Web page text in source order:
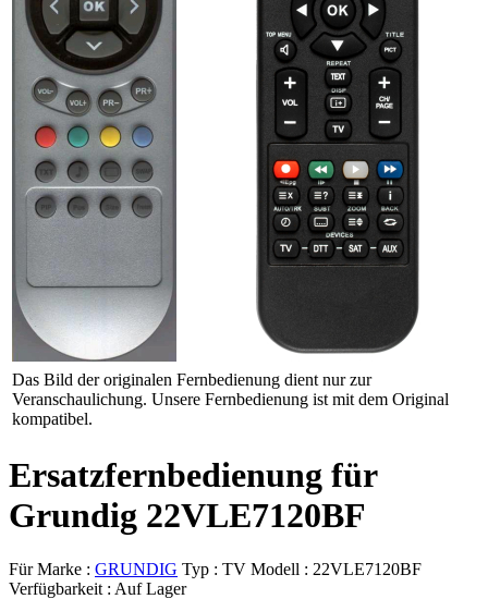
Das Bild der originalen Fernbedienung dient nur zur
Veranschaulichung. Unsere Fernbedienung ist mit dem Original
kompatibel.
Ersatzfernbedienung für
Grundig 22VLE7120BF
Für Marke : GRUNDIG Typ : TV Modell : 22VLE7120BF
Verfügbarkeit : Auf Lager